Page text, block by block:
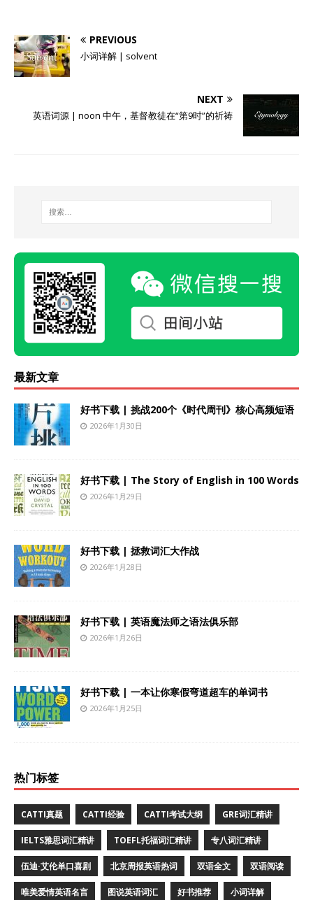
PREVIOUS
小词详解 | solvent
NEXT
英语词源 | noon 中午，基督教徒在“第9时”的祈祷
最新文章
好书下载 | 挑战200个《时代周刊》核心高频短语
2026年1月30日
好书下载 | The Story of English in 100 Words
2026年1月29日
好书下载 | 拯救词汇大作战
2026年1月28日
好书下载 | 英语魔法师之语法俱乐部
2026年1月26日
好书下载 | 一本让你寒假弯道超车的单词书
2026年1月25日
热门标签
CATTI真题 CATTI经验 CATTI考试大纲 GRE词汇精讲
IELTS雅思词汇精讲 TOEFL托福词汇精讲 专八词汇精讲
伍迪·艾伦单口喜剧 北京周报英语热词 双语全文 双语阅读
唯美爱情英语名言 图说英语词汇 好书推荐 小词详解